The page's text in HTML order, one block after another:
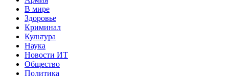
В мире
Здоровье
Криминал
Культура
Наука
Новости ИТ
Общество
Политика